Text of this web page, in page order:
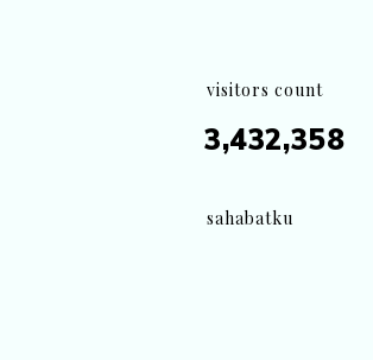
visitors count
3,432,358
sahabatku